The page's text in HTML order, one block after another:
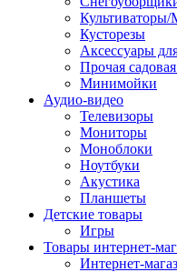
Кусторезы
Аксессуары
Прочая
Минимойки
Аудио-видео
Телевизоры
Мониторы
Моноблоки
Ноутбуки
Акустика
Планшеты
Детские товары
Игры
Товары интернет-
Интернет-